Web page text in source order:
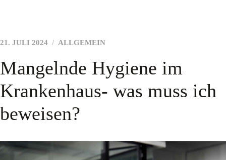
21. JULI 2024 ALLGEMEIN
Mangelnde Hygiene im
Krankenhaus- was muss ich
beweisen?